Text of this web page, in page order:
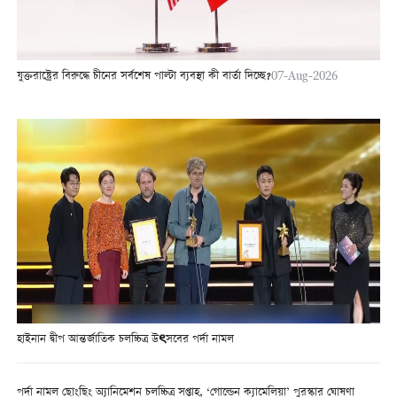
যুক্তরাষ্ট্রের বিরুদ্ধে চীনের সর্বশেষ পাল্টা ব্যবস্থা কী বার্তা দিচ্ছে?07-Aug-2026
হাইনান দ্বীপ আন্তর্জাতিক চলচ্চিত্র উৎসবের পর্দা নামল
পর্দা নামল ছোংছিং অ্যানিমেশন চলচ্চিত্র সপ্তাহ, ‘গোল্ডেন ক্যামেলিয়া’ পুরস্কার ঘোষণা